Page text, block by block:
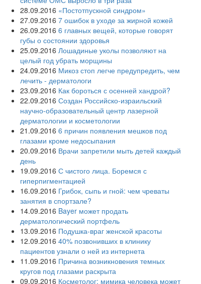
28.09.2016 «Постотпускной синдром»
27.09.2016 7 ошибок в уходе за жирной кожей
26.09.2016 6 главных вещей, которые говорят
губы о состоянии здоровья
25.09.2016 Лошадиные уколы позволяют на
целый год убрать морщины
24.09.2016 Микоз стоп легче предупредить, чем
лечить - дерматологи
23.09.2016 Как бороться с осенней хандрой?
22.09.2016 Создан Российско-израильский
научно-образовательный центр лазерной
дерматологии и косметологии
21.09.2016 6 причин появления мешков под
глазами кроме недосыпания
20.09.2016 Врачи запретили мыть детей каждый
день
19.09.2016 С чистого лица. Боремся с
гиперпигментацией
16.09.2016 Грибок, сыпь и гной: чем чреваты
занятия в спортзале?
14.09.2016 Bayer может продать
дерматологический портфель
13.09.2016 Подушка-враг женской красоты
12.09.2016 40% позвонивших в клинику
пациентов узнали о ней из интернета
11.09.2016 Причина возникновения темных
кругов под глазами раскрыта
09.09.2016 Косметолог: мимика человека может